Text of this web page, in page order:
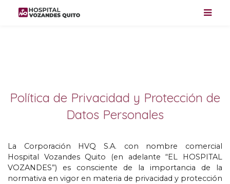
Política de Privacidad y Protección de
Datos Personales
La Corporación HVQ S.A. con nombre comercial
Hospital Vozandes Quito (en adelante “EL HOSPITAL
VOZANDES”) es consciente de la importancia de la
normativa en vigor en materia de privacidad y protección